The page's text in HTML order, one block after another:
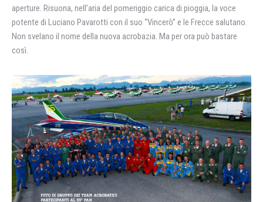
aperture. Risuona, nell’aria del pomeriggio carica di pioggia, la voce
potente di Luciano Pavarotti con il suo “Vincerò” e le Frecce salutano.
Non svelano il nome della nuova acrobazia. Ma per ora può bastare
così.